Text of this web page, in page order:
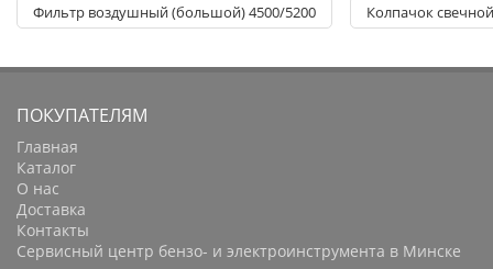
Фильтр воздушный (большой) 4500/5200 Колпачок
ПОКУПАТЕЛЯМ
Главная
Каталог
О нас
Доставка
Контакты
Сервисный центр бензо- и электроинструмента в Минске